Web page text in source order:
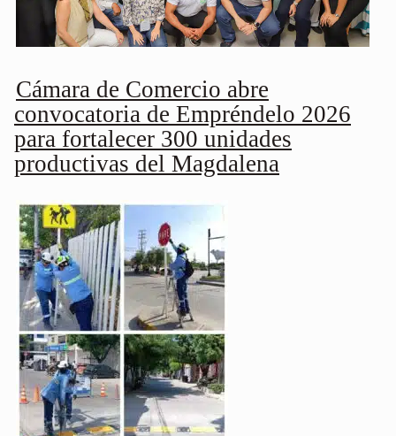
Cámara de Comercio abre
convocatoria de Empréndelo 2026
para fortalecer 300 unidades
productivas del Magdalena